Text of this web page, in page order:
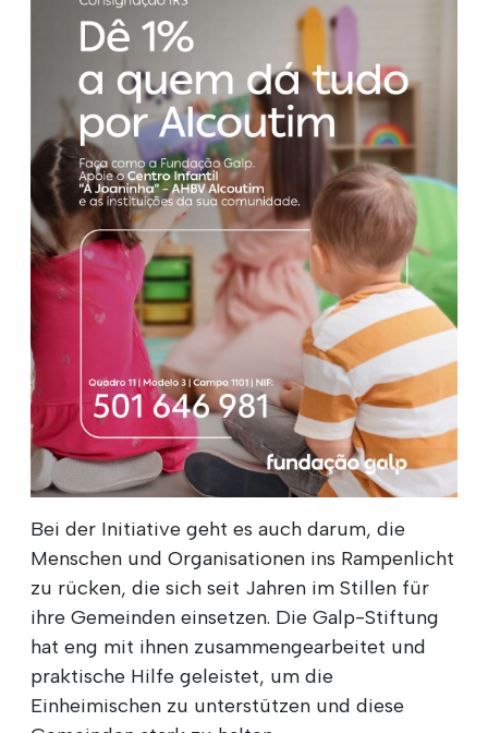
Bei der Initiative geht es auch darum, die
Menschen und Organisationen ins Rampenlicht
zu rücken, die sich seit Jahren im Stillen für
ihre Gemeinden einsetzen. Die Galp-Stiftung
hat eng mit ihnen zusammengearbeitet und
praktische Hilfe geleistet, um die
Einheimischen zu unterstützen und diese